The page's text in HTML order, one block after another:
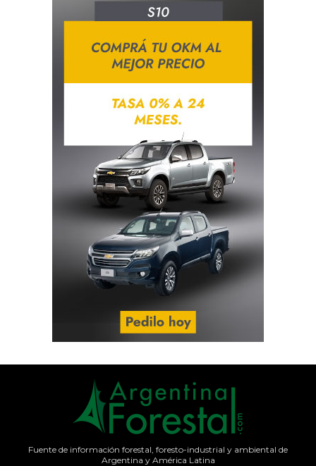
Fuente de información forestal, foresto-industrial y ambiental de
Argentina y América Latina